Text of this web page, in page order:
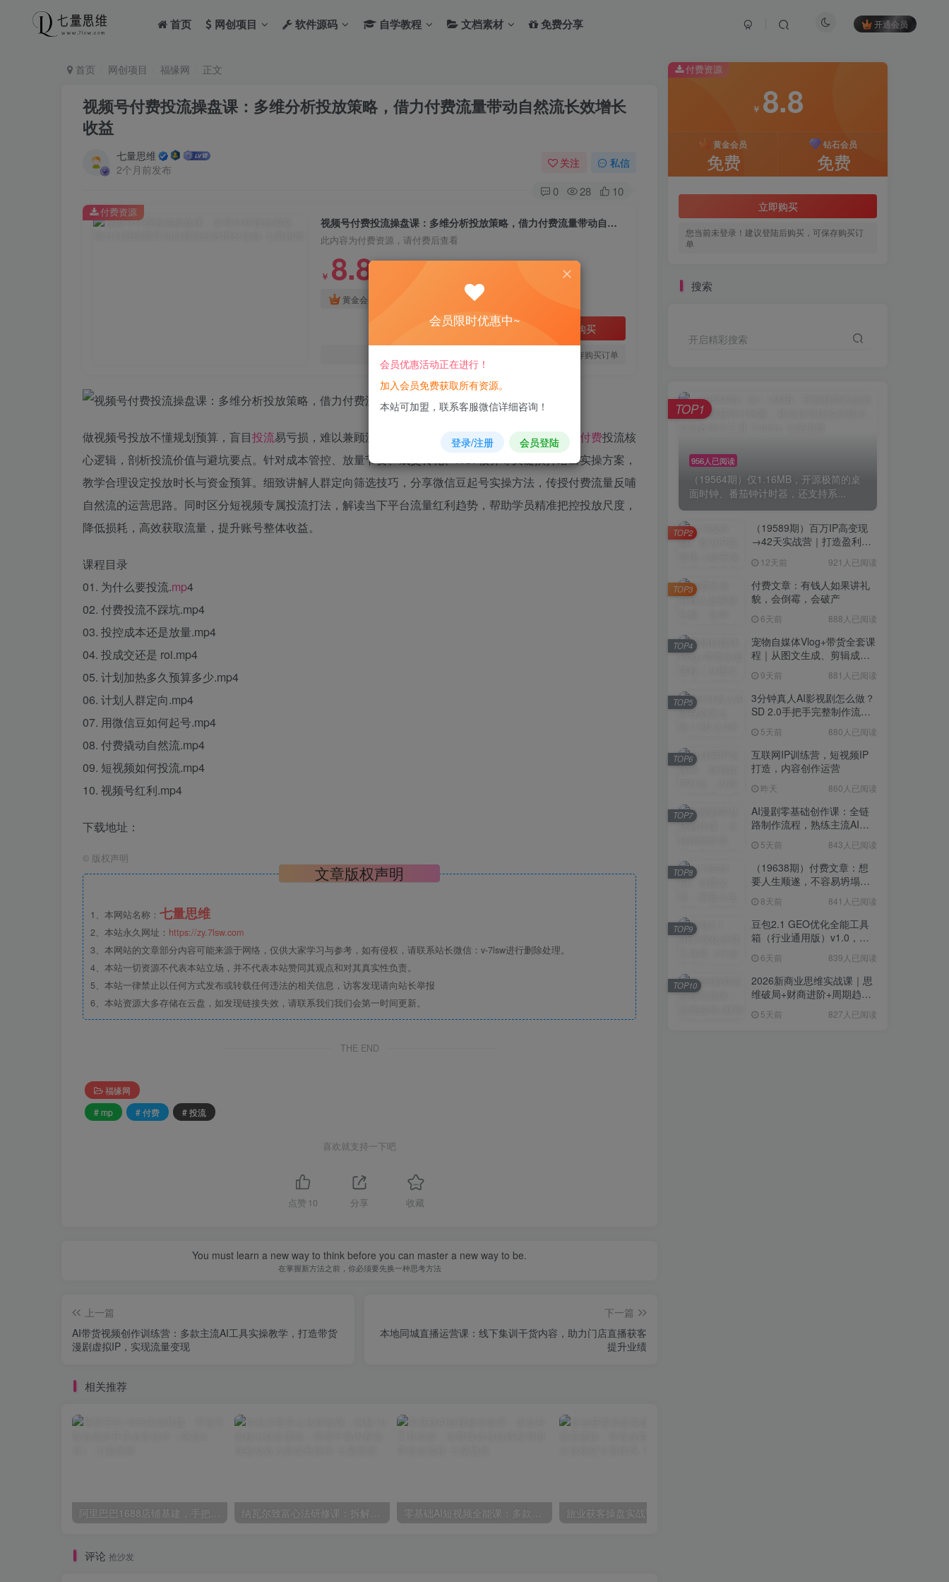
首页 网创项目 软件源码 自学教程 文档素材 免费分享 开通会员
首页 网创项目 福缘网 正文
视频号付费投流操盘课：多维分析投放策略，借力付费流量带动自然流长效增长
收益
七量思维
2个月前发布
关注 私信
0 28 10
视频号付费投流操盘课：多维分析投放策略，借力付费流量带动自然流长效增长收益
此内容为付费资源，请付费后查看
￥ 8.8
黄金会员 免费
立即购买
您当前未登录！建议登陆后购买，可保存购买订单
付费资源
做视频号投放不懂规划预算，盲目投流易亏损，难以兼顾流量与收益回报？本课程全方位讲解视频号 付费投流核
心逻辑，剖析投流价值与避坑要点。针对成本管控、放量节奏、成交转化、ROI 核算等关键抉择给出实操方案，
教学合理设定投放时长与资金预算。细致讲解人群定向筛选技巧，分享微信豆起号实操方法，传授付费流量反哺
自然流的运营思路。同时区分短视频专属投流打法，解读当下平台流量红利趋势，帮助学员精准把控投放尺度，
降低损耗，高效获取流量，提升账号整体收益。
课程目录
01. 为什么要投流.mp4
02. 付费投流不踩坑.mp4
03. 投控成本还是放量.mp4
04. 投成交还是 roi.mp4
05. 计划加热多久预算多少.mp4
06. 计划人群定向.mp4
07. 用微信豆如何起号.mp4
08. 付费撬动自然流.mp4
09. 短视频如何投流.mp4
10. 视频号红利.mp4
下载地址：
© 版权声明
文章版权声明
1、本网站名称： 七量思维
2、本站永久网址： https://zy.7lsw.com
3、本网站的文章部分内容可能来源于网络，仅供大家学习与参考，如有侵权，请联系站长微信：v-7lsw进行删除处理。
4、本站一切资源不代表本站立场，并不代表本站赞同其观点和对其真实性负责。
5、本站一律禁止以任何方式发布或转载任何违法的相关信息，访客发现请向站长举报
6、本站资源大多存储在云盘，如发现链接失效，请联系我们我们会第一时间更新。
THE END
福缘网
# mp
# 付费 # 投流
喜欢就支持一下吧
点赞 10 分享 收藏
You must learn a new way to think before you can master a new way to be.
在掌握新方法之前，你必须要先换一种思考方法
上一篇
AI带货视频创作训练营：多款主流AI工具实操教学，打造带货
漫剧虚拟IP，实现流量变现
下一篇
本地同城直播运营课：线下集训干货内容，助力门店直播获客
提升业绩
相关推荐
评论 抢沙发
付费资源
￥ 8.8
黄金会员
免费
钻石会员
免费
立即购买
您当前未登录！建议登陆后购买，可保存购买订
单
搜索
开启精彩搜索
956人已阅读
（19564期）仅1.16MB，开源极简的桌
面时钟、番茄钟计时器，还支持系...
TOP1
（19589期）百万IP高变现
→42天实战营｜打造盈利赚
域转化批量成交积累客户案
例
12天前 921人已阅读
TOP2
付费文章：有钱人如果讲礼
貌，会倒霉，会破产
6天前 888人已阅读
TOP3
宠物自媒体Vlog+带货全套课
程｜从图文生成、剪辑成片
9天前 881人已阅读
TOP4
3分钟真人AI影视剧怎么做？
SD 2.0手把手完整制作流程
无限生成
5天前 880人已阅读
TOP5
互联网IP训练营，短视频IP
打造，内容创作运营
昨天 860人已阅读
TOP6
AI漫剧零基础创作课：全链
路制作流程，熟练主流AI工
5天前 843人已阅读
TOP7
（19638期）付费文章：想
要人生顺遂，不容易坍塌，
8天前 841人已阅读
TOP8
豆包2.1 GEO优化全能工具
箱（行业通用版）v1.0，会
景 6天前 839人已阅读
TOP9
2026新商业思维实战课｜思
维破局+财商进阶+周期趋势
度解析全体系
5天前 827人已阅读
TOP10
会员限时优惠中~
会员优惠活动正在进行！
加入会员免费获取所有资源。
本站可加盟，联系客服微信详细咨询！
登录/注册 会员登陆